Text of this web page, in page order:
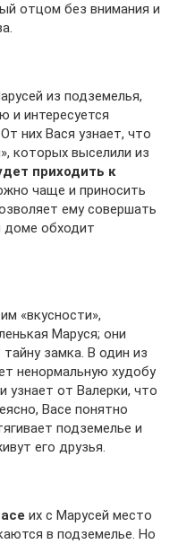
отцом без внимания и
из подземелья,
и интересуется
них Вася узнает, что
которых выселили из
приходить к
чаще и приносить
ему совершать
доме обходит
«вкусности»,
Маруся; они
замка. В один из
ненормальную худобу
узнает от Валерки, что
Васе понятно
подземелье и
его друзья.
их с Марусей место
в подземелье. Но